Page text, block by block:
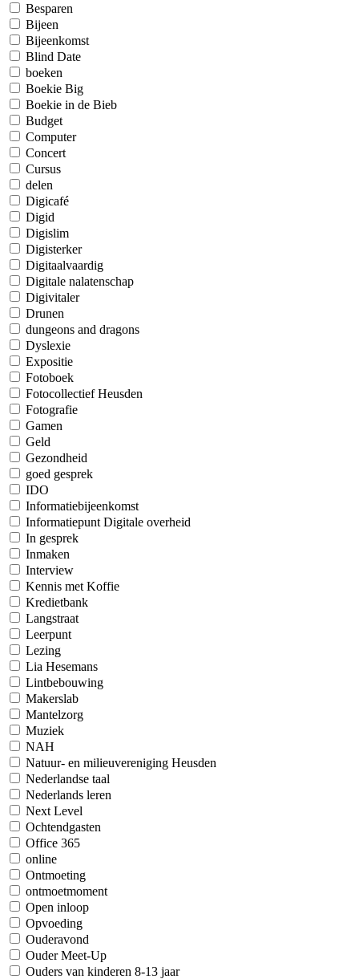
Besparen
Bijeen
Bijeenkomst
Blind Date
boeken
Boekie Big
Boekie in de Bieb
Budget
Computer
Concert
Cursus
delen
Digicafé
Digid
Digislim
Digisterker
Digitaalvaardig
Digitale nalatenschap
Digivitaler
Drunen
dungeons and dragons
Dyslexie
Expositie
Fotoboek
Fotocollectief Heusden
Fotografie
Gamen
Geld
Gezondheid
goed gesprek
IDO
Informatiebijeenkomst
Informatiepunt Digitale overheid
In gesprek
Inmaken
Interview
Kennis met Koffie
Kredietbank
Langstraat
Leerpunt
Lezing
Lia Hesemans
Lintbebouwing
Makerslab
Mantelzorg
Muziek
NAH
Natuur- en milieuvereniging Heusden
Nederlandse taal
Nederlands leren
Next Level
Ochtendgasten
Office 365
online
Ontmoeting
ontmoetmoment
Open inloop
Opvoeding
Ouderavond
Ouder Meet-Up
Ouders van kinderen 8-13 jaar